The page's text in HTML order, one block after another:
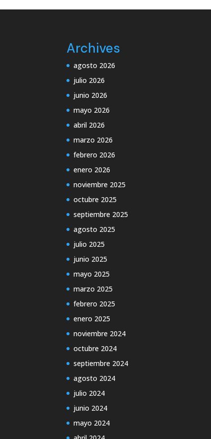
Archives
agosto 2026
julio 2026
junio 2026
mayo 2026
abril 2026
marzo 2026
febrero 2026
enero 2026
noviembre 2025
octubre 2025
septiembre 2025
agosto 2025
julio 2025
junio 2025
mayo 2025
marzo 2025
febrero 2025
enero 2025
noviembre 2024
octubre 2024
septiembre 2024
agosto 2024
julio 2024
junio 2024
mayo 2024